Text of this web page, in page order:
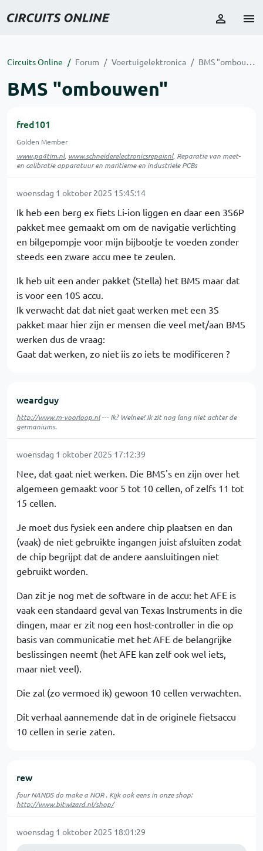
Circuits Online Forum Voertuigelektronica BMS "ombouwen"
BMS "ombouwen"
fred101
Golden Member
www.pa4tim.nl, www.schneiderelectronicsrepair.nl, Reparatie van meet-
en calibratie apparatuur en maritieme en industriele PCBs
woensdag 1 oktober 2025 15:45:14
Ik heb een berg ex fiets Li-ion liggen en daar een 3S6P
pakket mee gemaakt om om de navigatie verlichting
en bilgepompje voor mijn bijbootje te voeden zonder
steeds een zware accu mee te zeulen.
Ik heb uit een ander pakket (Stella) het BMS maar dat
is voor een 10S accu.
Ik verwacht dat dat niet gaat werken met een 3S
pakket maar hier zijn er mensen die veel met/aan BMS
werken dus de vraag:
Gaat dat werken, zo niet iis zo iets te modificeren ?
weardguy
http://www.m-voorloop.nl--- Ik? Welnee! Ik zit nog lang niet achter de
germaniums.
woensdag 1 oktober 2025 17:12:39
Nee, dat gaat niet werken. Die BMS's en zijn over het
algemeen gemaakt voor 5 tot 10 cellen, of zelfs 11 tot
15 cellen.
Je moet dus fysiek een andere chip plaatsen en dan
(vaak) de niet gebruikte ingangen juist afsluiten zodat
de chip begrijpt dat de andere aansluitingen niet
gebruikt worden.
Dan zit je nog met de software in de accu: het AFE is
vaak een standaard geval van Texas Instruments in die
dingen, maar er zit nog een host-controller in die op
basis van communicatie met het AFE de belangrijke
beslissingen neemt (het AFE kan zelf ook wel iets,
maar niet veel).
Die zal (zo vermoed ik) gewoon 10 cellen verwachten.
Dit verhaal aannemende dat in de originele fietsaccu
10 cellen in serie zaten.
rew
four NANDS do make a NOR . Kijk ook eens in onze shop:
http://www.bitwizard.nl/shop/
woensdag 1 oktober 2025 18:01:29